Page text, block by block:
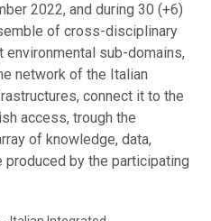
2022, and during 30 (+6)
of cross-disciplinary
sub-domains,
network of the Italian
connect it to the
access, trough the
of knowledge, data,
by the participating